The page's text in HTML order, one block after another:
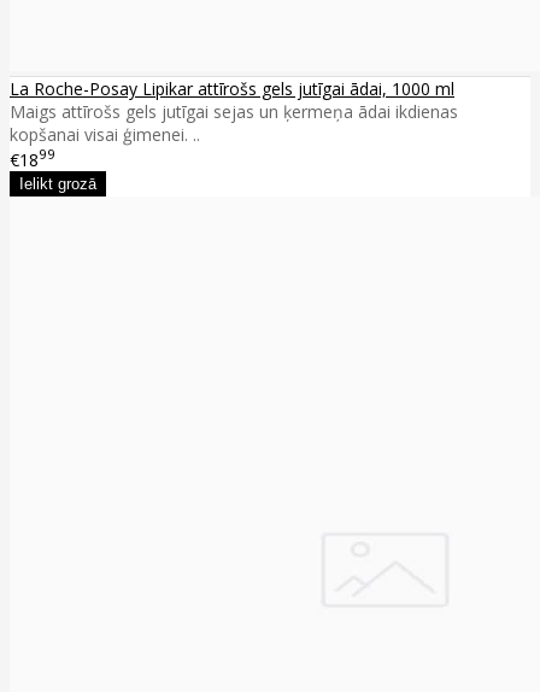
La Roche-Posay Lipikar attīrošs gels jutīgai ādai, 1000 ml
Maigs attīrošs gels jutīgai sejas un ķermeņa ādai ikdienas
kopšanai visai ģimenei. ..
€1899